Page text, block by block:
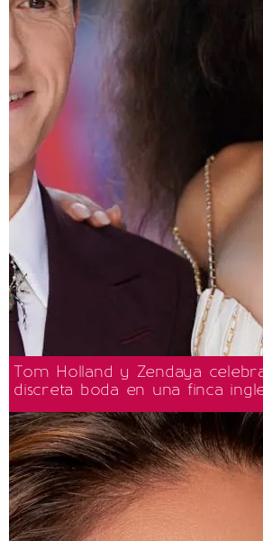
Tom Holland y Zendaya
discreta boda en una finca